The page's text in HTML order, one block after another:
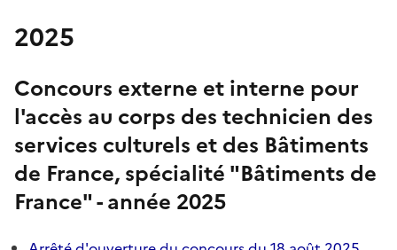
2025
Concours externe et interne pour
l'accès au corps des technicien des
services culturels et des Bâtiments
de France, spécialité "Bâtiments de
France" - année 2025